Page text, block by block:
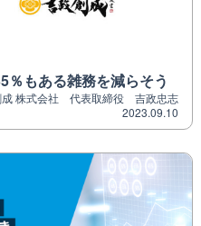
もある雑務を減らそう
成 株式会社 代表取締役 吉政忠志
2023.09.10